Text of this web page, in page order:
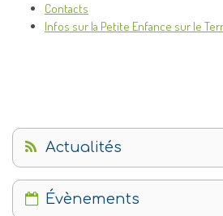
Contacts
Infos sur la Petite Enfance sur le
Actualités
Évènements